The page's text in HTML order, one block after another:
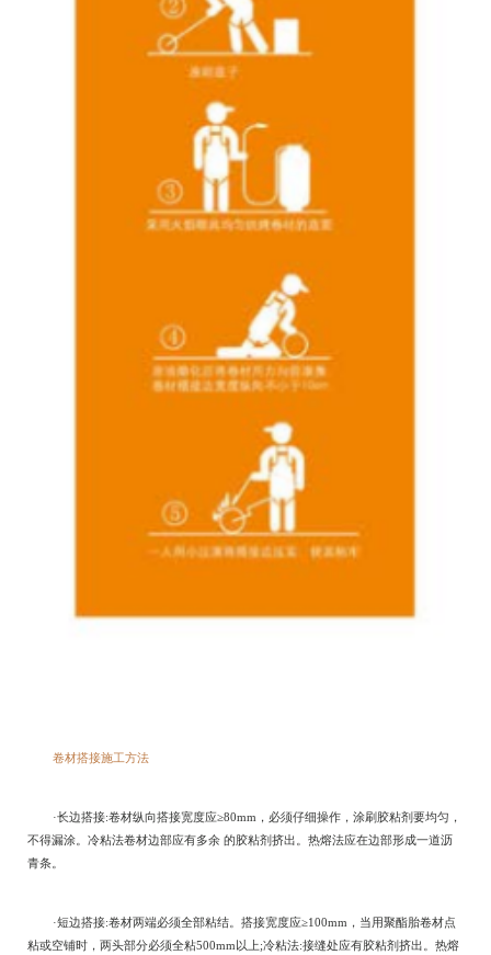
卷材搭接施工方法
·长边搭接:卷材纵向搭接宽度应≥80mm，必须仔细操作，涂刷胶粘剂要均匀，
不得漏涂。冷粘法卷材边部应有多余 的胶粘剂挤出。热熔法应在边部形成一道沥
青条。
·短边搭接:卷材两端必须全部粘结。搭接宽度应≥100mm，当用聚酯胎卷材点
粘或空铺时，两头部分必须全粘500mm以上;冷粘法:接缝处应有胶粘剂挤出。热熔